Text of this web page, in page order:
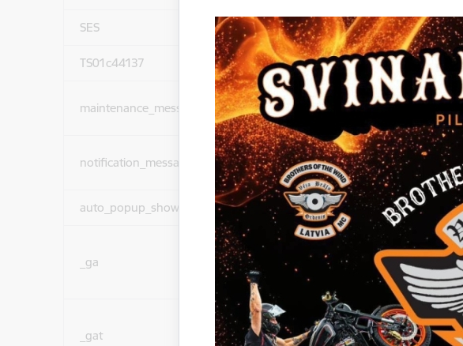
SES Nepieciešams
TS01c44137 Nepieciešams
maintenance_message Nepieciešams
notification_messages Nepieciešams
auto_popup_showed Nepieciešams
_ga
Statistikas sīkdatnes (nepieciešamas,
lai uzlabotu vietnes darbību un
pakalpojumus)
_gat
Statistikas sīkdatnes (nepieciešamas,
lai uzlabotu vietnes darbību un